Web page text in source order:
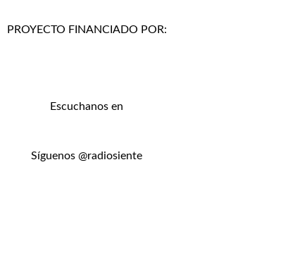
PROYECTO FINANCIADO POR:
Escuchanos en
Síguenos @radiosiente